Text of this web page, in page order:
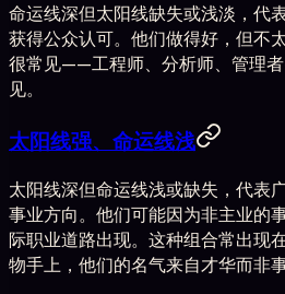
命运线深但太阳线缺失或浅淡，代
获得公众认可。他们做得好，但不
很常见——工程师、分析师、管理
见。
太阳线强、命运线浅
太阳线深但命运线浅或缺失，代表
事业方向。他们可能因为非主业的
际职业道路出现。这种组合常出现
物手上，他们的名气来自才华而非事